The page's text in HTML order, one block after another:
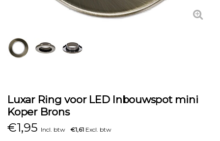
Luxar Ring voor LED Inbouwspot mini
Koper Brons
€1,95 Incl. btw €1,61 Excl. btw